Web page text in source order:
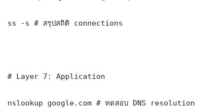
ss -s # สรุปสถิติ connections
# Layer 7: Application
nslookup google.com # ทดสอบ DNS resolution